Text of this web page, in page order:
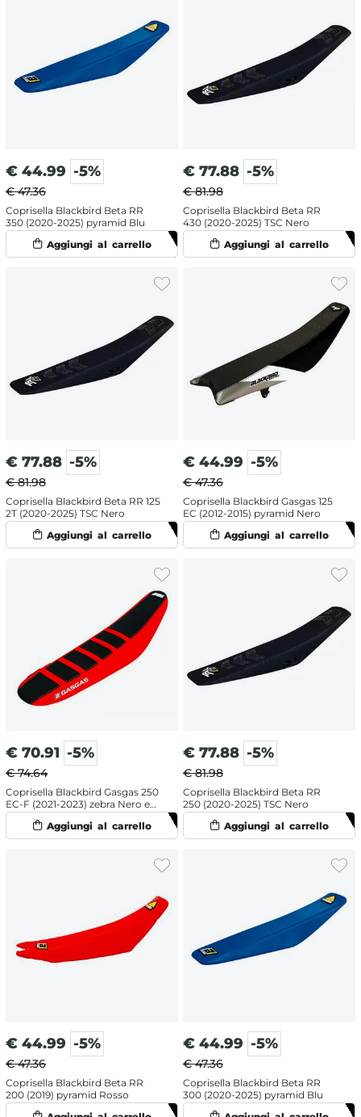
€ 44.99 -5%
€ 47.36
Coprisella Blackbird Beta RR
350 (2020-2025) pyramid Blu
€ 77.88 -5%
€ 81.98
Coprisella Blackbird Beta RR
430 (2020-2025) TSC Nero
€ 77.88 -5%
€ 81.98
Coprisella Blackbird Beta RR 125
2T (2020-2025) TSC Nero
€ 44.99 -5%
€ 47.36
Coprisella Blackbird Gasgas 125
EC (2012-2015) pyramid Nero
€ 70.91 -5%
€ 74.64
Coprisella Blackbird Gasgas 250
EC-F (2021-2023) zebra Nero e
Rosso
€ 77.88 -5%
€ 81.98
Coprisella Blackbird Beta RR
250 (2020-2025) TSC Nero
€ 44.99 -5%
€ 47.36
Coprisella Blackbird Beta RR
200 (2019) pyramid Rosso
€ 44.99 -5%
€ 47.36
Coprisella Blackbird Beta RR
300 (2020-2025) pyramid Blu